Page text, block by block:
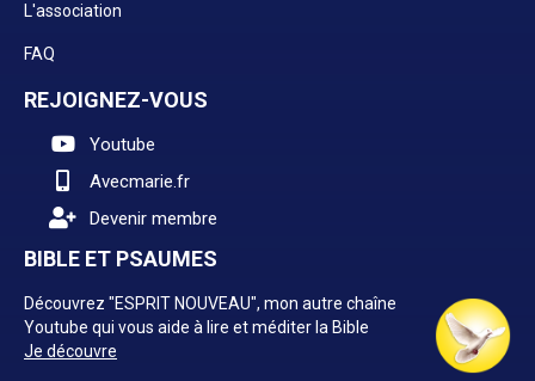
L'association
FAQ
REJOIGNEZ-VOUS
Youtube
Avecmarie.fr
Devenir membre
BIBLE ET PSAUMES
Découvrez "ESPRIT NOUVEAU", mon autre chaîne
Youtube qui vous aide à lire et méditer la Bible
Je découvre